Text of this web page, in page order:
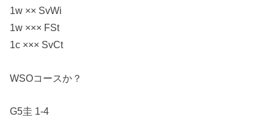
1w ×× SvWi
1w ××× FSt
1c ××× SvCt
WSOコースか？
G5圭 1-4